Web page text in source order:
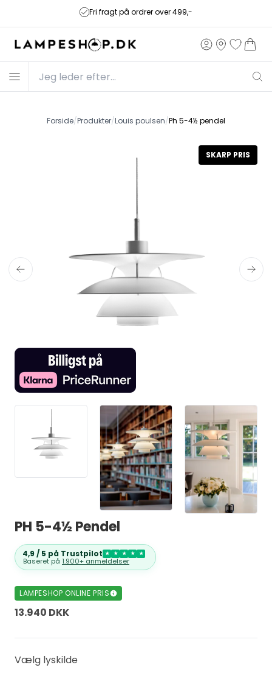
Fri fragt på ordrer over 499,-
Forside/Produkter/Louis poulsen/Ph 5-4½ pendel
SKARP PRIS
PH 5-4½ Pendel
4,9 / 5 på Trustpilot ★ ★ ★ ★ ★
Baseret på 1.900+ anmeldelser
LAMPESHOP ONLINE PRIS
13.940 DKK
Vælg lyskilde